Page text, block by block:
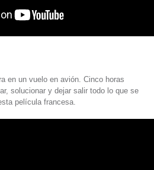
en un vuelo en avión. Cinco horas
solucionar y dejar salir todo lo que se
película francesa.